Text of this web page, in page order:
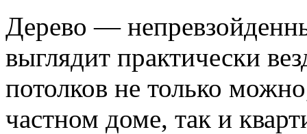
Дерево —
выглядит практически
потолков не только
частном доме, так и